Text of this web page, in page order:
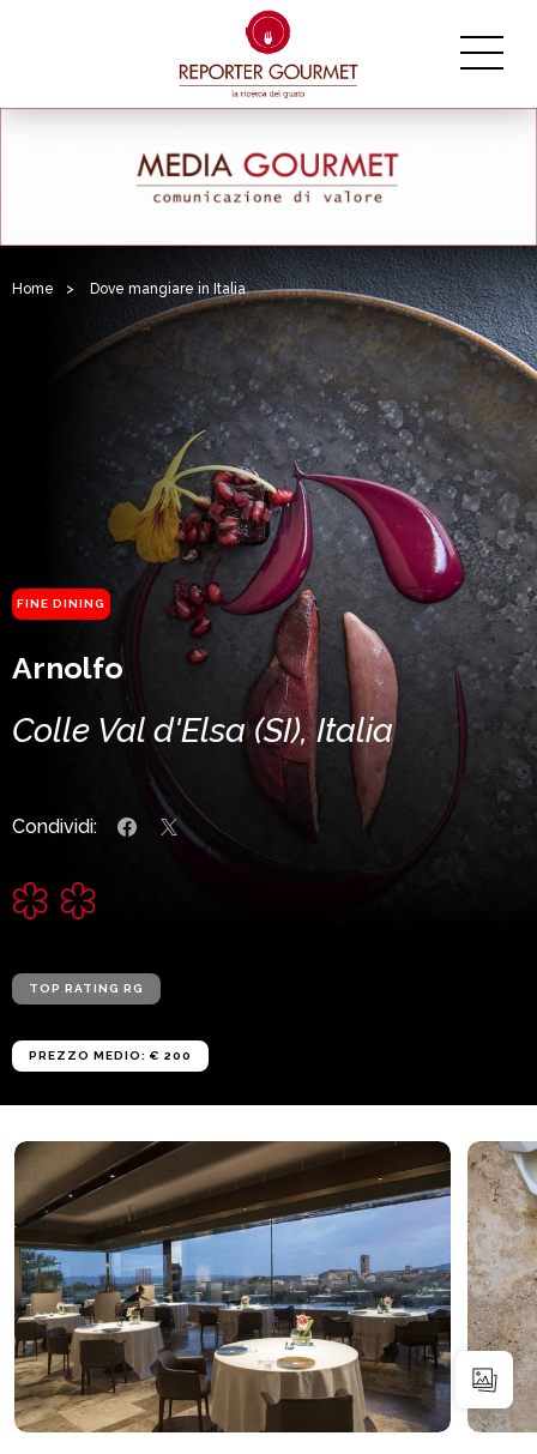
Home > Dove mangiare in Italia
FINE DINING
Arnolfo
Colle Val d'Elsa (SI), Italia
Condividi:
TOP RATING RG
PREZZO MEDIO: € 200